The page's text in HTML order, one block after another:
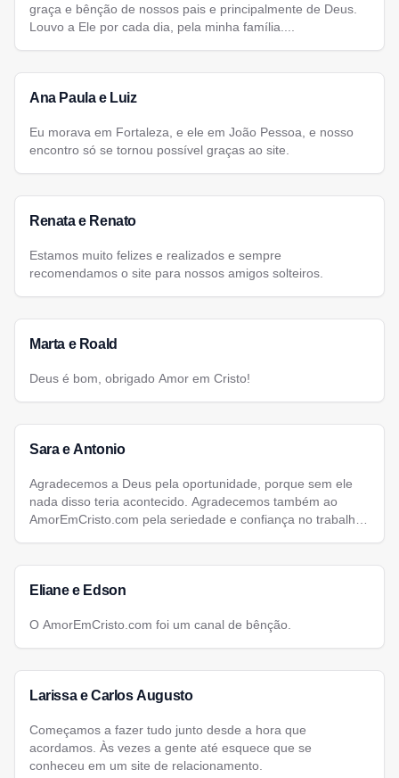
graça e bênção de nossos pais e principalmente de Deus.
Louvo a Ele por cada dia, pela minha família....
Ana Paula e Luiz
Eu morava em Fortaleza, e ele em João Pessoa, e nosso
encontro só se tornou possível graças ao site.
Renata e Renato
Estamos muito felizes e realizados e sempre
recomendamos o site para nossos amigos solteiros.
Marta e Roald
Deus é bom, obrigado Amor em Cristo!
Sara e Antonio
Agradecemos a Deus pela oportunidade, porque sem ele
nada disso teria acontecido. Agradecemos também ao
AmorEmCristo.com pela seriedade e confiança no trabalho
Eliane e Edson
O AmorEmCristo.com foi um canal de bênção.
Larissa e Carlos Augusto
Começamos a fazer tudo junto desde a hora que
acordamos. Às vezes a gente até esquece que se
conheceu em um site de relacionamento.